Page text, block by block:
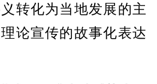
转化为当地发展的主
论宣传的故事化表达